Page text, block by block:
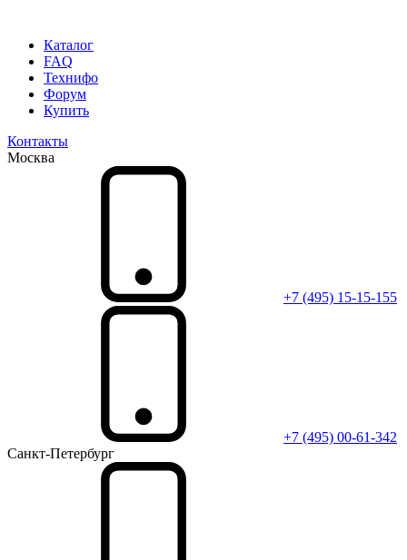
Каталог
FAQ
Технифо
Форум
Купить
Контакты
Москва
+7 (495) 15-15-155
+7 (495) 00-61-342
Санкт-Петербург